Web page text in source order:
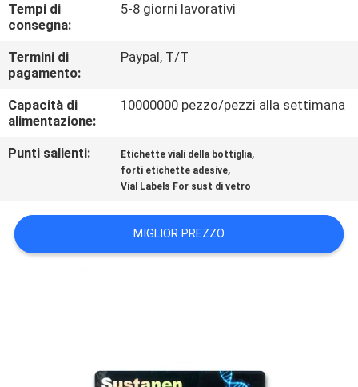
NOTIZIE
CASI
DEL
PRIVACY
Tempi di
consegna:
5-8 giorni lavorativi
Termini di
pagamento:
Paypal, T/T
Capacità di
alimentazione:
10000000 pezzo/pezzi alla settimana
Punti salienti: Etichette viali della bottiglia,
forti etichette adesive,
Vial Labels For sust di vetro
MIGLIOR PREZZO